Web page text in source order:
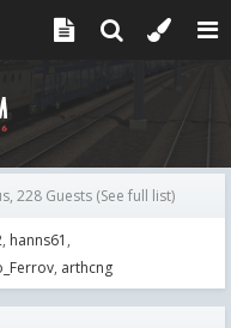
228 Guests (See full list)
hanns61
arthcng